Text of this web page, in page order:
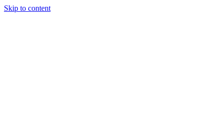
Skip to content